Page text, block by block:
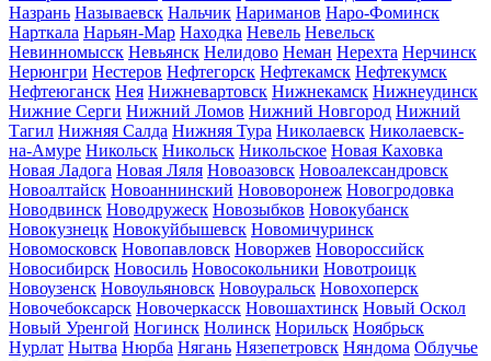
Назрань Называевск Нальчик Нариманов Наро-Фоминск
Нарткала Нарьян-Мар Находка Невель Невельск
Невинномысск Невьянск Нелидово Неман Нерехта Нерчинск
Нерюнгри Нестеров Нефтегорск Нефтекамск Нефтекумск
Нефтеюганск Нея Нижневартовск Нижнекамск Нижнеудинск
Нижние Серги Нижний Ломов Нижний Новгород Нижний
Тагил Нижняя Салда Нижняя Тура Николаевск Николаевск-
на-Амуре Никольск Никольск Никольское Новая Каховка
Новая Ладога Новая Ляля Новоазовск Новоалександровск
Новоалтайск Новоаннинский Нововоронеж Новогродовка
Новодвинск Новодружеск Новозыбков Новокубанск
Новокузнецк Новокуйбышевск Новомичуринск
Новомосковск Новопавловск Новоржев Новороссийск
Новосибирск Новосиль Новосокольники Новотроицк
Новоузенск Новоульяновск Новоуральск Новохоперск
Новочебоксарск Новочеркасск Новошахтинск Новый Оскол
Новый Уренгой Ногинск Нолинск Норильск Ноябрьск
Нурлат Нытва Нюрба Нягань Нязепетровск Няндома Облучье